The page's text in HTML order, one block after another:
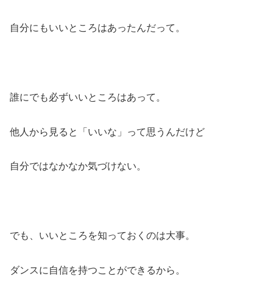
自分にもいいところはあったんだって。
誰にでも必ずいいところはあって。
他人から見ると「いいな」って思うんだけど
自分ではなかなか気づけない。
でも、いいところを知っておくのは大事。
ダンスに自信を持つことができるから。